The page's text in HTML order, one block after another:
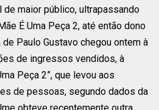
de maior público, ultrapassando
É Uma Peça 2, até então dono
Paulo Gustavo chegou ontem à
de ingressos vendidos, à
Peça 2”, que levou aos
de pessoas, segundo dados da